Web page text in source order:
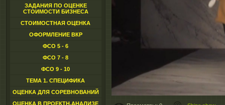
ЗАДАНИЯ ПО ОЦЕНКЕ
СТОИМОСТИ БИЗНЕСА
СТОИМОСТНАЯ ОЦЕНКА
ОФОРМЛЕНИЕ ВКР
ФСО 5 - 6
ФСО 7 - 8
ФСО 9 - 10
ТЕМА 1. СПЕЦИФИКА
ОЦЕНКА ДЛЯ СОРЕВНОВАНИЙ
ОЦЕНКА В ПРОЕКТН.АНАЛИЗЕ